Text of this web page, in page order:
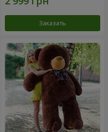
Заказать